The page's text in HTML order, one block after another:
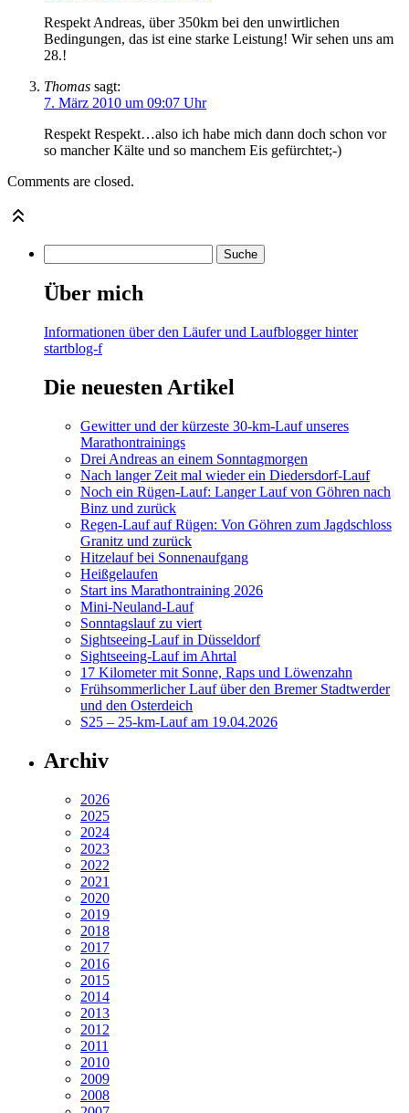
Respekt Andreas, über 350km bei den unwirtlichen
Bedingungen, das ist eine starke Leistung! Wir sehen uns am
28.!
Thomas sagt:
7. März 2010 um 09:07 Uhr
Respekt Respekt…also ich habe mich dann doch schon vor
so mancher Kälte und so manchem Eis gefürchtet;-)
Comments are closed.
Über mich
Informationen über den Läufer und Laufblogger hinter
startblog-f
Die neuesten Artikel
Gewitter und der kürzeste 30-km-Lauf unseres
Marathontrainings
Drei Andreas an einem Sonntagmorgen
Nach langer Zeit mal wieder ein Diedersdorf-Lauf
Noch ein Rügen-Lauf: Langer Lauf von Göhren nach
Binz und zurück
Regen-Lauf auf Rügen: Von Göhren zum Jagdschloss
Granitz und zurück
Hitzelauf bei Sonnenaufgang
Heißgelaufen
Start ins Marathontraining 2026
Mini-Neuland-Lauf
Sonntagslauf zu viert
Sightseeing-Lauf in Düsseldorf
Sightseeing-Lauf im Ahrtal
17 Kilometer mit Sonne, Raps und Löwenzahn
Frühsommerlicher Lauf über den Bremer Stadtwerder
und den Osterdeich
S25 – 25-km-Lauf am 19.04.2026
Archiv
2026
2025
2024
2023
2022
2021
2020
2019
2018
2017
2016
2015
2014
2013
2012
2011
2010
2009
2008